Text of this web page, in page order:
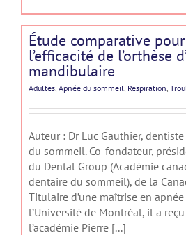
Étude comparative
l’efficacité de l’orthèse
mandibulaire
Adultes Apnée du sommeil Respiration
Auteur : Dr Luc Gauthier,
du sommeil. Co-fondateur,
du Dental Group (Académie
dentaire du sommeil), de la
Titulaire d’une maîtrise en
l’Université de Montréal, il a
l’académie Pierre [...]